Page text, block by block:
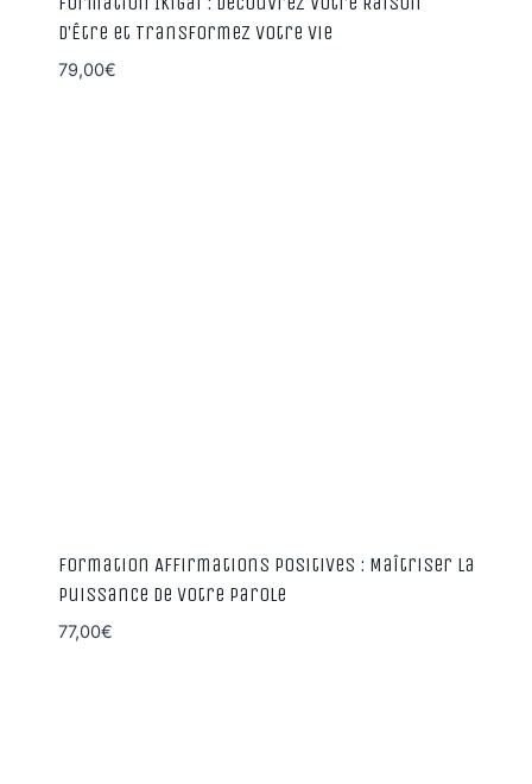
d’Être et Transformez Votre Vie
79,00€
Formation Affirmations Positives : Maîtriser la
Puissance de votre parole
77,00€